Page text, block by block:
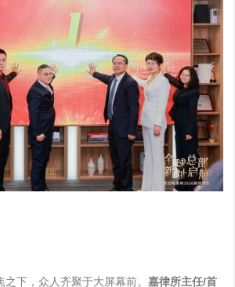
下，众人齐聚于大屏幕前。 嘉律所主任/首